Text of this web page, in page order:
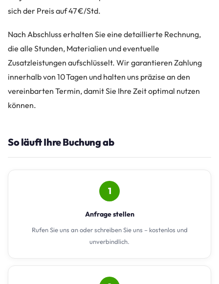
sich der Preis auf 47 €/Std.
Nach Abschluss erhalten Sie eine detaillierte Rechnung,
die alle Stunden, Materialien und eventuelle
Zusatzleistungen aufschlüsselt. Wir garantieren Zahlung
innerhalb von 10 Tagen und halten uns präzise an den
vereinbarten Termin, damit Sie Ihre Zeit optimal nutzen
können.
So läuft Ihre Buchung ab
1
Anfrage stellen
Rufen Sie uns an oder schreiben Sie uns – kostenlos und
unverbindlich.